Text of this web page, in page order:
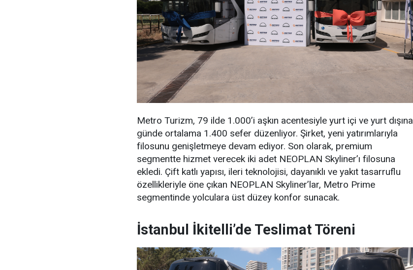
Metro Turizm, 79 ilde 1.000’i aşkın acentesiyle yurt içi ve yurt dışına
günde ortalama 1.400 sefer düzenliyor. Şirket, yeni yatırımlarıyla
filosunu genişletmeye devam ediyor. Son olarak, premium
segmentte hizmet verecek iki adet NEOPLAN Skyliner’ı filosuna
ekledi. Çift katlı yapısı, ileri teknolojisi, dayanıklı ve yakıt tasarruflu
özellikleriyle öne çıkan NEOPLAN Skyliner’lar, Metro Prime
segmentinde yolculara üst düzey konfor sunacak.
İstanbul İkitelli’de Teslimat Töreni